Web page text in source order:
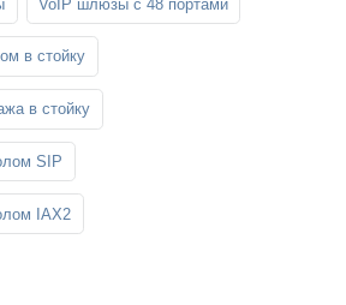
VoIP шлюзы с 48 портами
в стойку
в стойку
SIP
IAX2